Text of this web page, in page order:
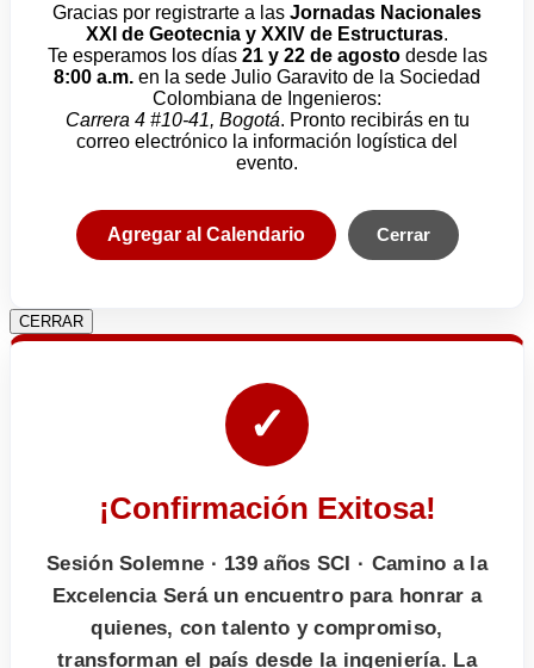
Gracias por registrarte a las Jornadas Nacionales
XXI de Geotecnia y XXIV de Estructuras.
Te esperamos los días 21 y 22 de agostodesde las
8:00 a.m. en la sede Julio Garavito de la Sociedad
Colombiana de Ingenieros:
Carrera 4 #10-41, Bogotá. Pronto recibirás en tu
correo electrónico la información logística del
evento.
Agregar al Calendario Cerrar
CERRAR
✓
¡Confirmación Exitosa!
Sesión Solemne · 139 años SCI · Camino a la
Excelencia Será un encuentro para honrar a
quienes, con talento y compromiso,
transforman el país desde la ingeniería. La